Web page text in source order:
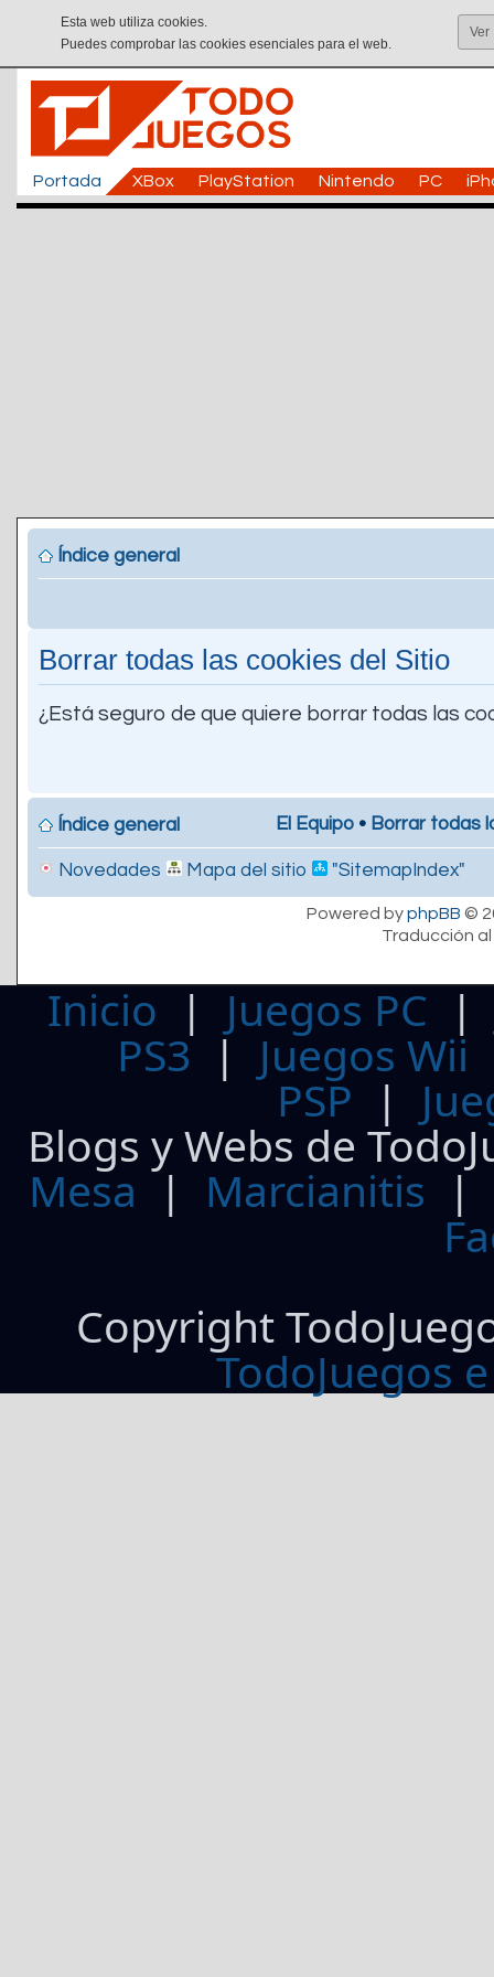
Esta web utiliza cookies.
Puedes comprobar las cookies esenciales para el web.
Ver
Portada XBox PlayStation Nintendo PC
Índice general
Borrar todas las cookies del Sitio
¿Está seguro de que quiere borrar todas las
Índice general El Equipo • Borrar todas
Novedades Mapa del sitio "SitemapIndex"
Powered byphpBB ©
Traducción
Inicio | Juegos PC
PS3| Juegos Wii
PSP |
Blogs y Webs de
Mesa | Marcianitis |
Copyright
TodoJuegos